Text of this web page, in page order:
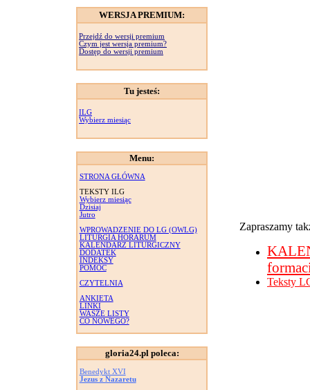
WERSJA PREMIUM:
Przejdź do wersji premium
Czym jest wersja premium?
Dostęp do wersji premium
Tu jesteś:
ILG
Wybierz miesiąc
Menu:
STRONA GŁÓWNA
TEKSTY ILG
Wybierz miesiąc
Dzisiaj
Jutro
WPROWADZENIE DO LG (OWLG)
LITURGIA HORARUM
KALENDARZ LITURGICZNY
DODATEK
INDEKSY
POMOC
CZYTELNIA
ANKIETA
LINKI
WASZE LISTY
CO NOWEGO?
gloria24.pl poleca:
Benedykt XVI
Jezus z Nazaretu
Zapraszamy
Teksty